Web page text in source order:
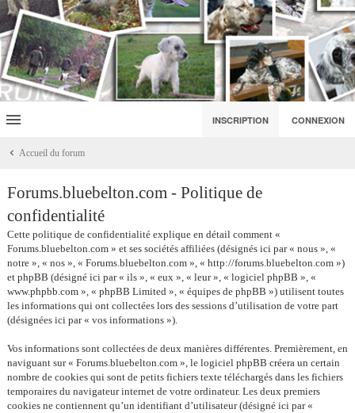
INSCRIPTION CONNEXION
Accueil du forum
Forums.bluebelton.com - Politique de
confidentialité
Cette politique de confidentialité explique en détail comment «
Forums.bluebelton.com » et ses sociétés affiliées (désignés ici par « nous », «
notre », « nos », « Forums.bluebelton.com », « http://forums.bluebelton.com »)
et phpBB (désigné ici par « ils », « eux », « leur », « logiciel phpBB », «
www.phpbb.com », « phpBB Limited », « équipes de phpBB ») utilisent toutes
les informations qui ont collectées lors des sessions d’utilisation de votre part
(désignées ici par « vos informations »).
Vos informations sont collectées de deux manières différentes. Premièrement, en
naviguant sur « Forums.bluebelton.com », le logiciel phpBB créera un certain
nombre de cookies qui sont de petits fichiers texte téléchargés dans les fichiers
temporaires du navigateur internet de votre ordinateur. Les deux premiers
cookies ne contiennent qu’un identifiant d’utilisateur (désigné ici par «